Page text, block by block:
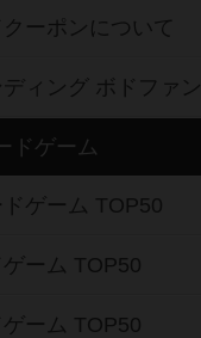
ーポンについて
ィング ボドファン
ドゲーム
ゲーム TOP50
ーム TOP50
ーム TOP50